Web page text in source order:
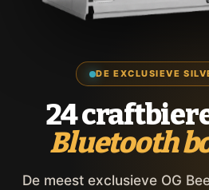
DE EXCLUSIEVE
24
Bluetooth
De meest exclusieve OG